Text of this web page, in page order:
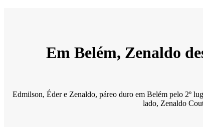
Em Belém, Zenaldo
Edmilson, Éder e Zenaldo, páreo duro em Belém pelo 2º
lado, Zenaldo